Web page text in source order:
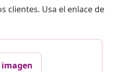
clientes. Usa el enlace de